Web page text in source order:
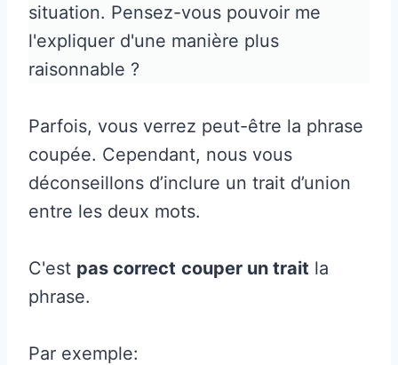
situation. Pensez-vous pouvoir me
l'expliquer d'une manière plus
raisonnable ?
Parfois, vous verrez peut-être la phrase
coupée. Cependant, nous vous
déconseillons d’inclure un trait d’union
entre les deux mots.
C'est pas correct couper un trait la
phrase.
Par exemple: